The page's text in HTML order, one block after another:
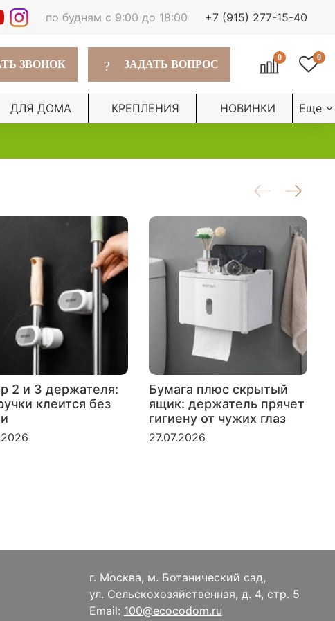
по будням с 9:00 до 18:00 +7 (915) 277-15-40
ЗВОНОК ? ЗАДАТЬ ВОПРОС
0 0
ДЛЯ ДОМА КРЕПЛЕНИЯ НОВИНКИ Еще
2 и 3 держателя:
клеится без
Бумага плюс скрытый
ящик: держатель прячет
гигиену от чужих глаз
27.07.2026
г. Москва, м. Ботанический сад,
ул. Сельскохозяйственная, д. 4, стр. 5
Email: 100@ecocodom.ru